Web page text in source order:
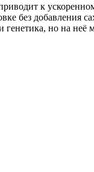
к
без добавления
генетика, но на